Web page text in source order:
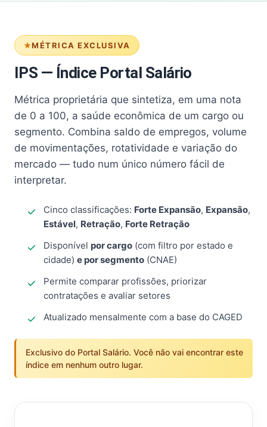
MÉTRICA EXCLUSIVA
IPS — Índice Portal Salário
Métrica proprietária que sintetiza, em uma nota
de 0 a 100, a saúde econômica de um cargo ou
segmento. Combina saldo de empregos, volume
de movimentações, rotatividade e variação do
mercado — tudo num único número fácil de
interpretar.
Cinco classificações: Forte Expansão, Expansão,
Estável, Retração, Forte Retração
Disponível por cargo (com filtro por estado e
cidade) e por segmento (CNAE)
Permite comparar profissões, priorizar
contratações e avaliar setores
Atualizado mensalmente com a base do CAGED
Exclusivo do Portal Salário. Você não vai encontrar este
índice em nenhum outro lugar.